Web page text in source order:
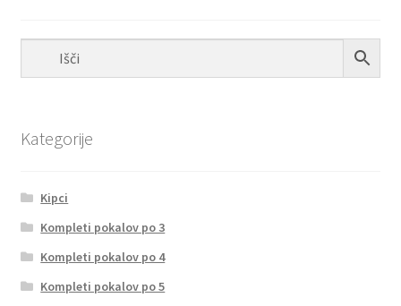
Kategorije
Kipci
Kompleti pokalov po 3
Kompleti pokalov po 4
Kompleti pokalov po 5